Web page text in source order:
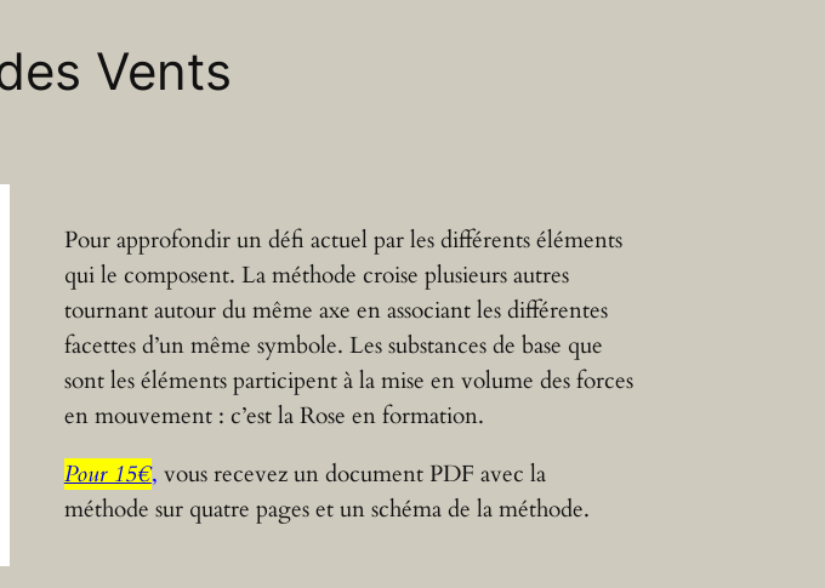
Vents
Pour approfondir un défi actuel par les différents éléments
qui le composent. La méthode croise plusieurs autres
tournant autour du même axe en associant les différentes
facettes d’un même symbole. Les substances de base que
sont les éléments participent à la mise en volume des forces
en mouvement : c’est la Rose en formation.
Pour 15€, vous recevez un document PDF avec la
méthode sur quatre pages et un schéma de la méthode.